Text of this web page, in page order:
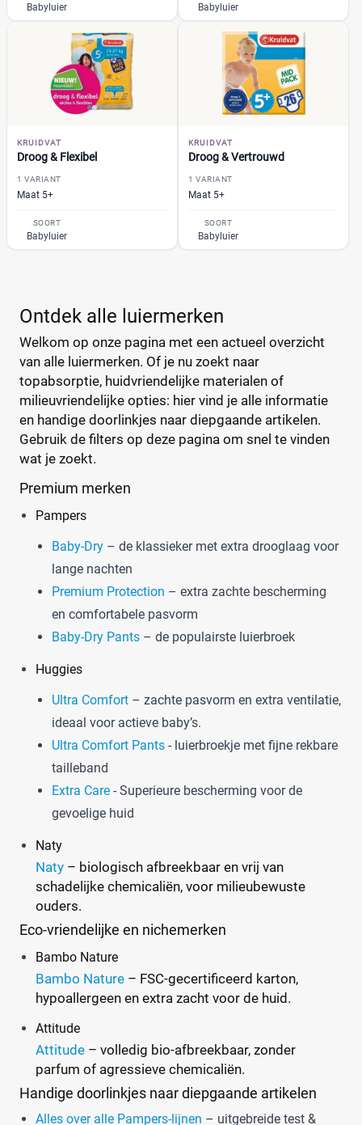
5+
13+
14+
2-15+
▼ +26 meer
Milieuvriendelijk (0)
Geslacht
Jongen
Jongen en meisje (10)
Meisje
Drogist (2)
Etos
Kruidvat
Trekpleister
Supermarkt
Aldi
Boon's Markt (1)
Dekamarkt
▼
+9 meer
Webshop
Amazon
Babydrogist
Bol
▼ +9 meer
Babyluier Babyluier
KRUIDVAT
Droog & Flexibel
1 VARIANT
Maat 5+
SOORT
Babyluier
KRUIDVAT
Droog & Vertrouwd
1 VARIANT
Maat 5+
SOORT
Babyluier
Ontdek alle luiermerken
Welkom op onze pagina met een actueel overzicht
van alle luiermerken. Of je nu zoekt naar
topabsorptie, huidvriendelijke materialen of
milieuvriendelijke opties: hier vind je alle informatie
en handige doorlinkjes naar diepgaande artikelen.
Gebruik de filters op deze pagina om snel te vinden
wat je zoekt.
Premium merken
Pampers
Baby-Dry – de klassieker met extra drooglaag voor
lange nachten
Premium Protection – extra zachte bescherming
en comfortabele pasvorm
Baby-Dry Pants – de populairste luierbroek
Huggies
Ultra Comfort – zachte pasvorm en extra ventilatie,
ideaal voor actieve baby’s.
Ultra Comfort Pants - luierbroekje met fijne rekbare
tailleband
Extra Care - Superieure bescherming voor de
gevoelige huid
Naty
Naty – biologisch afbreekbaar en vrij van
schadelijke chemicaliën, voor milieubewuste
ouders.
Eco-vriendelijke en nichemerken
Bambo Nature
Bambo Nature – FSC-gecertificeerd karton,
hypoallergeen en extra zacht voor de huid.
Attitude
Attitude – volledig bio-afbreekbaar, zonder
parfum of agressieve chemicaliën.
Handige doorlinkjes naar diepgaande artikelen
Alles over alle Pampers-lijnen – uitgebreide test &